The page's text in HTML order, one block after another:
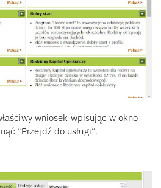
wniosek wpisując w okno
“Przejdź do usługi”.